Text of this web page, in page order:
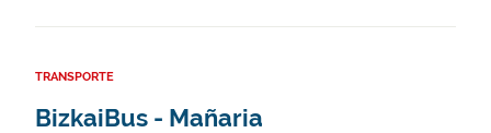
TRANSPORTE
BizkaiBus - Mañaria